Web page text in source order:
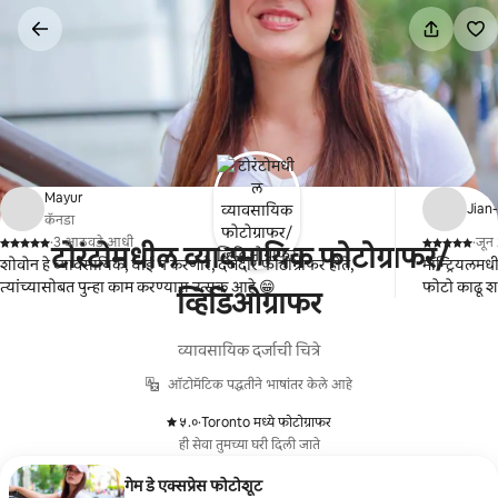
टोरंटोमधील व्यावसायिक फोटोग्राफर/
व्हिडिओग्राफर
व्यावसायिक दर्जाची चित्रे
ऑटोमॅटिक पद्धतीने भाषांतर केले आहे
५.०
,
·Toronto मध्ये फोटोग्राफर
ही सेवा तुमच्या घरी दिली जाते
गेम डे एक्सप्रेस फोटोशूट
Mayur
कॅनडा
,
·3 आठवडे आधी
शोवोन हे व्यावसायिक, घाई न करणारे, दर्जेदार फोटोग्राफर होते,
त्यांच्यासोबत पुन्हा काम करण्यास उत्सुक आहे 😁
,
·जून
फोटो काढू